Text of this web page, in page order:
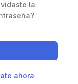
la
ahora